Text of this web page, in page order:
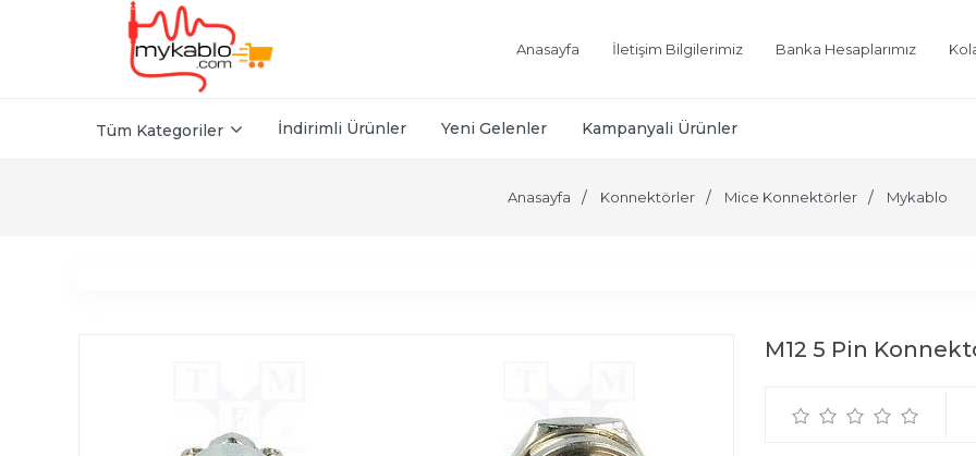
Anasayfa İletişim Bilgilerimiz Banka Hesaplarımız
Tüm Kategoriler İndirimli Ürünler Yeni Gelenler Kampanyali Ürünler
Anasayfa Konnektörler Mice Konnektörler Mykablo
M12 5 Pin